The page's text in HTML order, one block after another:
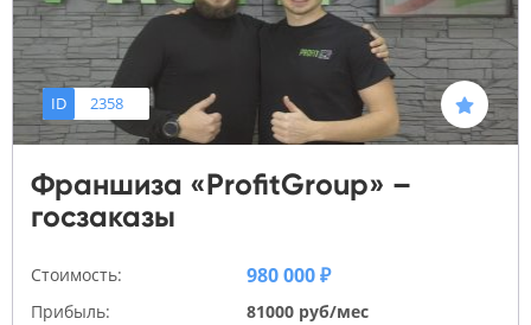
ID 2358
Франшиза «ProfitGroup» –
госзаказы
Стоимость: 980 000 ₽
Прибыль:
81000 руб/мес